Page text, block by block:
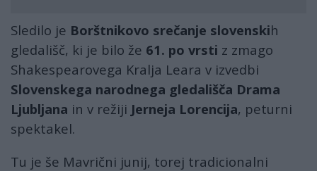
Sledilo je Borštnikovo srečanje slovenskih
gledališč, ki je bilo že 61. po vrsti z zmago
Shakespearovega Kralja Leara v izvedbi
Slovenskega narodnega gledališča Drama
Ljubljana in v režiji Jerneja Lorencija, peturni
spektakel.
Tu je še Mavrični junij, torej tradicionalni